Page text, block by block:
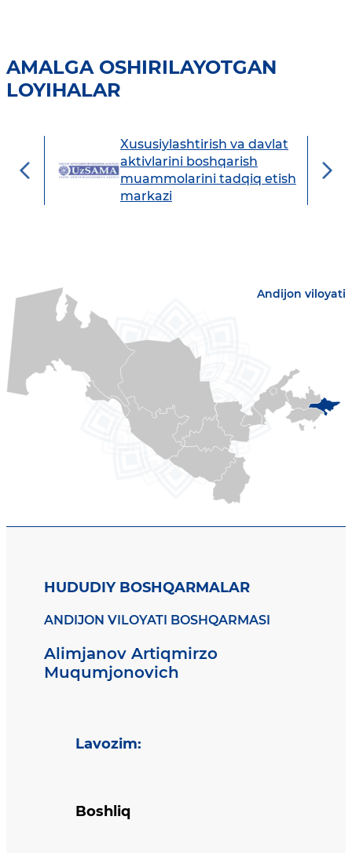
AMALGA OSHIRILAYOTGAN
LOYIHALAR
Xususiylashtirish va davlat
aktivlarini boshqarish
muammolarini tadqiq etish
markazi
Andijon viloyati
HUDUDIY BOSHQARMALAR
ANDIJON VILOYATI BOSHQARMASI
Alimjanov Artiqmirzo
Muqumjonovich
Lavozim:
Boshliq